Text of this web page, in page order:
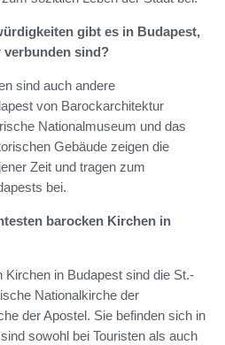
gibt es in Budapest,
sind?
sind auch andere
von Barockarchitektur
Nationalmuseum und das
Gebäude zeigen die
Zeit und tragen zum
bei.
barocken Kirchen in
Kirchen in Budapest sind die St.-
Nationalkirche der
der Apostel. Sie befinden sich in
sowohl bei Touristen als auch